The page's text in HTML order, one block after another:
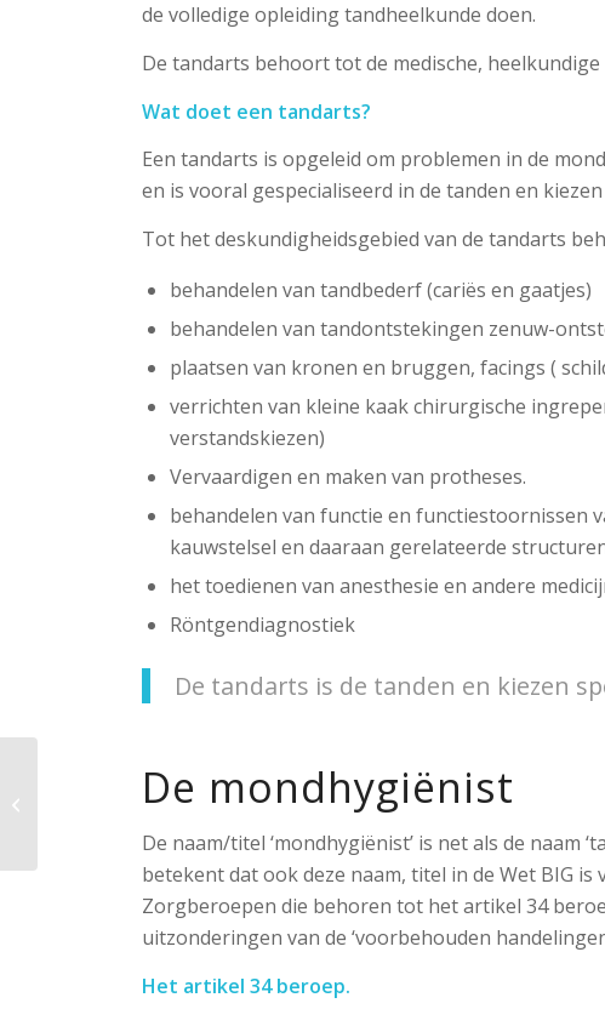
de volledige opleiding tandheelkunde doen.
De tandarts behoort tot de medische,
Wat doet een tandarts?
Een tandarts is opgeleid om problemen in de
en is vooral gespecialiseerd in de tanden en kiezen
Tot het deskundigheidsgebied van de tandarts
behandelen van tandbederf (cariës en gaatjes)
behandelen van tandontstekingen zenuw-
plaatsen van kronen en bruggen, facings (
verrichten van kleine kaak chirurgische
verstandskiezen)
Vervaardigen en maken van protheses.
behandelen van functie en functiestoornissen
kauwstelsel en daaraan gerelateerde
het toedienen van anesthesie en andere
Röntgendiagnostiek
De tandarts is de tanden en kiezen
De mondhygiënist
De naam/titel ‘mondhygiënist’ is net als de naam
betekent dat ook deze naam, titel in de Wet BIG
Zorgberoepen die behoren tot het artikel 34
uitzonderingen van de ‘voorbehouden
Het artikel 34 beroep.
Paradijsvogels in de